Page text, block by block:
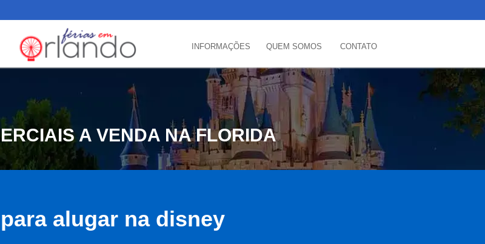
INFORMAÇÕES QUEM SOMOS CONTATO
A VENDA NA FLORIDA
alugar na disney